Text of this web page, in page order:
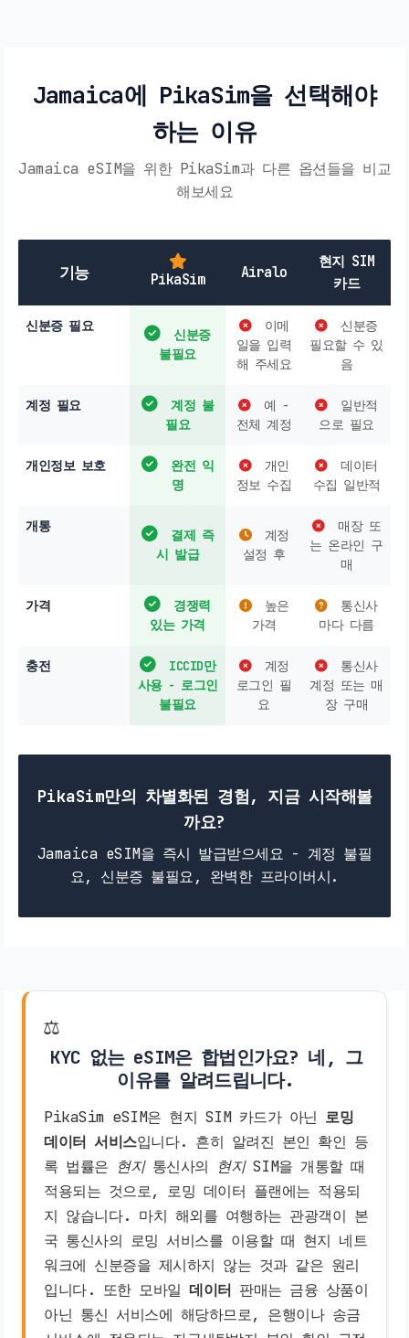
Jamaica에 PikaSim을 선택해야
하는 이유
Jamaica eSIM을 위한 PikaSim과 다른 옵션들을 비교
해보세요
기능 PikaSim Airalo
현지 SIM
카드
신분증 필요
신분증
불필요
이메
일을 입력
해 주세요
신분증
필요할 수 있
음
계정 필요
계정 불
필요
예 -
전체 계정
일반적
으로 필요
개인정보 보호
완전 익
명
개인
정보 수집
데이터
수집 일반적
개통
결제 즉
시 발급
계정
설정 후
매장 또
는 온라인 구
매
가격
경쟁력
있는 가격
높은
가격
통신사
마다 다름
충전
ICCID만
사용 - 로그인
불필요
계정
로그인 필
요
통신사
계정 또는 매
장 구매
PikaSim만의 차별화된 경험, 지금 시작해볼
까요?
Jamaica eSIM을 즉시 발급받으세요 - 계정 불필
요, 신분증 불필요, 완벽한 프라이버시.
⚖️
KYC 없는 eSIM은 합법인가요? 네, 그
이유를 알려드립니다.
PikaSim eSIM은 현지 SIM 카드가 아닌 로밍
데이터 서비스입니다. 흔히 알려진 본인 확인 등
록 법률은 현지통신사의 현지SIM을 개통할 때
적용되는 것으로, 로밍 데이터 플랜에는 적용되
지 않습니다. 마치 해외를 여행하는 관광객이 본
국 통신사의 로밍 서비스를 이용할 때 현지 네트
워크에 신분증을 제시하지 않는 것과 같은 원리
입니다. 또한 모바일 데이터 판매는 금융 상품이
아닌 통신 서비스에 해당하므로, 은행이나 송금